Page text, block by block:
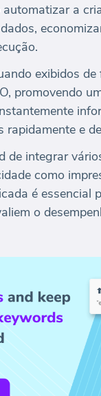
a
exibidos
promovendo
e
integrar
como
é
o